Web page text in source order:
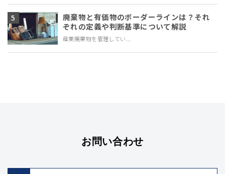
廃棄物と有価物のボーダーラインは？それ
ぞれの定義や判断基準について解説
産業廃棄物を管理してい...
お問い合わせ